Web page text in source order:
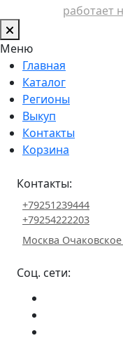
работает
Меню
Главная
Каталог
Регионы
Выкуп
Контакты
Корзина
Контакты:
+79251239444
+79254222203
Москва
Соц. сети: